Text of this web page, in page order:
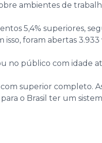
ambientes de
5,4% superiores,
foram abertas 3.933
no público com idade
superior completo.
o Brasil ter um